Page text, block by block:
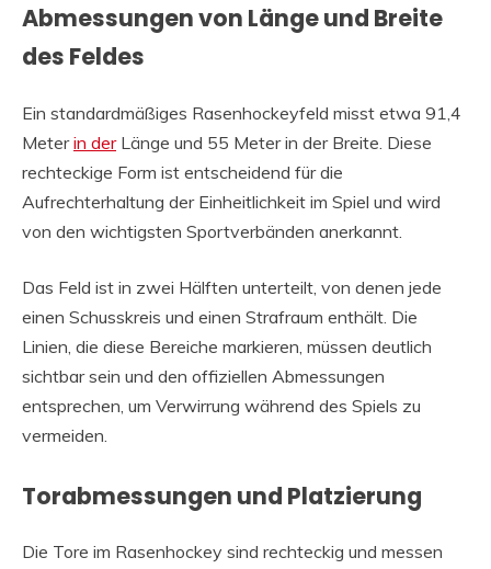
Abmessungen von Länge und Breite
des Feldes
Ein standardmäßiges Rasenhockeyfeld misst etwa 91,4
Meterin derLänge und 55 Meter in der Breite. Diese
rechteckige Form ist entscheidend für die
Aufrechterhaltung der Einheitlichkeit im Spiel und wird
von den wichtigsten Sportverbänden anerkannt.
Das Feld ist in zwei Hälften unterteilt, von denen jede
einen Schusskreis und einen Strafraum enthält. Die
Linien, die diese Bereiche markieren, müssen deutlich
sichtbar sein und den offiziellen Abmessungen
entsprechen, um Verwirrung während des Spiels zu
vermeiden.
Torabmessungen und Platzierung
Die Tore im Rasenhockey sind rechteckig und messen